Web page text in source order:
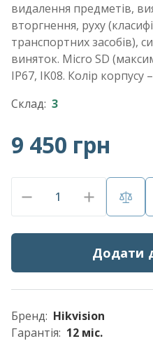
видалення предметів,
вторгнення, руху
транспортних засобів),
виняток. Micro SD
IP67, IK08. Колір корпусу
Склад: 3
9 450 грн
Додати
Бренд: Hikvision
Гарантія: 12 міс.